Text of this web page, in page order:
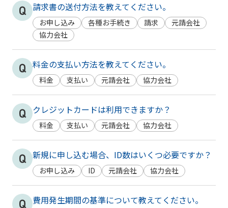
請求書の送付方法を教えてください。
お申し込み 各種お手続き 請求
元請会社
協力会社
料金の支払い方法を教えてください。
料金 支払い 元請会社 協力会社
クレジットカードは利用できますか？
料金 支払い 元請会社 協力会社
新規に申し込む場合、ID数はいくつ必要ですか？
お申し込み ID 元請会社 協力会社
費用発生期間の基準について教えてください。